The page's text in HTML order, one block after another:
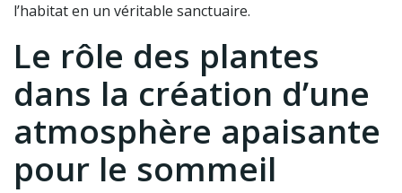
l’habitat en un véritable sanctuaire.
Le rôle des plantes
dans la création d’une
atmosphère apaisante
pour le sommeil